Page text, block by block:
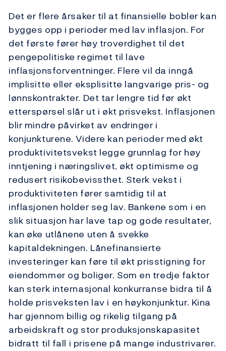
Det er flere årsaker til at finansielle bobler kan
bygges opp i perioder med lav inflasjon. For
det første fører høy troverdighet til det
pengepolitiske regimet til lave
inflasjonsforventninger. Flere vil da inngå
implisitte eller eksplisitte langvarige pris- og
lønnskontrakter. Det tar lengre tid før økt
etterspørsel slår ut i økt prisvekst. Inflasjonen
blir mindre påvirket av endringer i
konjunkturene. Videre kan perioder med økt
produktivitetsvekst legge grunnlag for høy
inntjening i næringslivet, økt optimisme og
redusert risikobevissthet. Sterk vekst i
produktiviteten fører samtidig til at
inflasjonen holder seg lav. Bankene som i en
slik situasjon har lave tap og gode resultater,
kan øke utlånene uten å svekke
kapitaldekningen. Lånefinansierte
investeringer kan føre til økt prisstigning for
eiendommer og boliger. Som en tredje faktor
kan sterk internasjonal konkurranse bidra til å
holde prisveksten lav i en høykonjunktur. Kina
har gjennom billig og rikelig tilgang på
arbeidskraft og stor produksjonskapasitet
bidratt til fall i prisene på mange industrivarer.